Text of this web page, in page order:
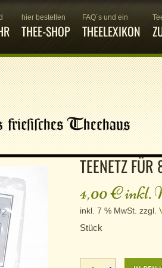
hier bestellen
THEE-SHOP
FAQ´s und ein
THEELEXIKON
TEENETZ FÜR
4,00€inkl.
inkl. 7 % MwSt. zzgl.
Stück